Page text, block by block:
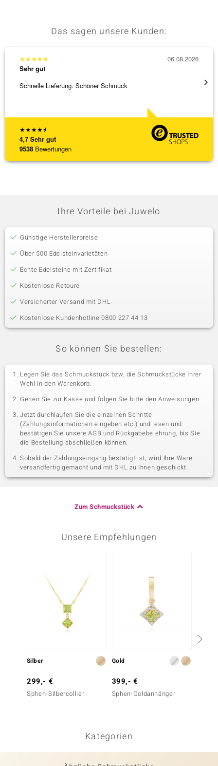
Das sagen unsere Kunden:
★★★★★
4,7 Sehr gut
9538 Bewertungen
★★★★★
Sehr gut
Schnelle Lieferung. Schöner Schmuck
06.08.2026
Bin
Ihre Vorteile bei Juwelo
Günstige Herstellerpreise
Über 500 Edelsteinvarietäten
Echte Edelsteine mit Zertifikat
Kostenlose Retoure
Versicherter Versand mit DHL
Kostenlose Kundenhotline 0800 227 44 13
So können Sie bestellen:
Legen Sie das Schmuckstück bzw. die Schmuckstücke Ihrer
Wahl in den Warenkorb.
Gehen Sie zur Kasse und folgen Sie bitte den Anweisungen.
Jetzt durchlaufen Sie die einzelnen Schritte
(Zahlungsinformationen eingeben etc.) und lesen und
bestätigen Sie unsere AGB und Rückgabebelehrung, bis Sie
die Bestellung abschließen können.
Sobald der Zahlungseingang bestätigt ist, wird Ihre Ware
versandfertig gemacht und mit DHL zu Ihnen geschickt.
Zum Schmuckstück
Unsere Empfehlungen
Silber
299,- €
Sphen-Silbercollier
Gold
399,- €
Sphen-Goldanhänger
Kategorien